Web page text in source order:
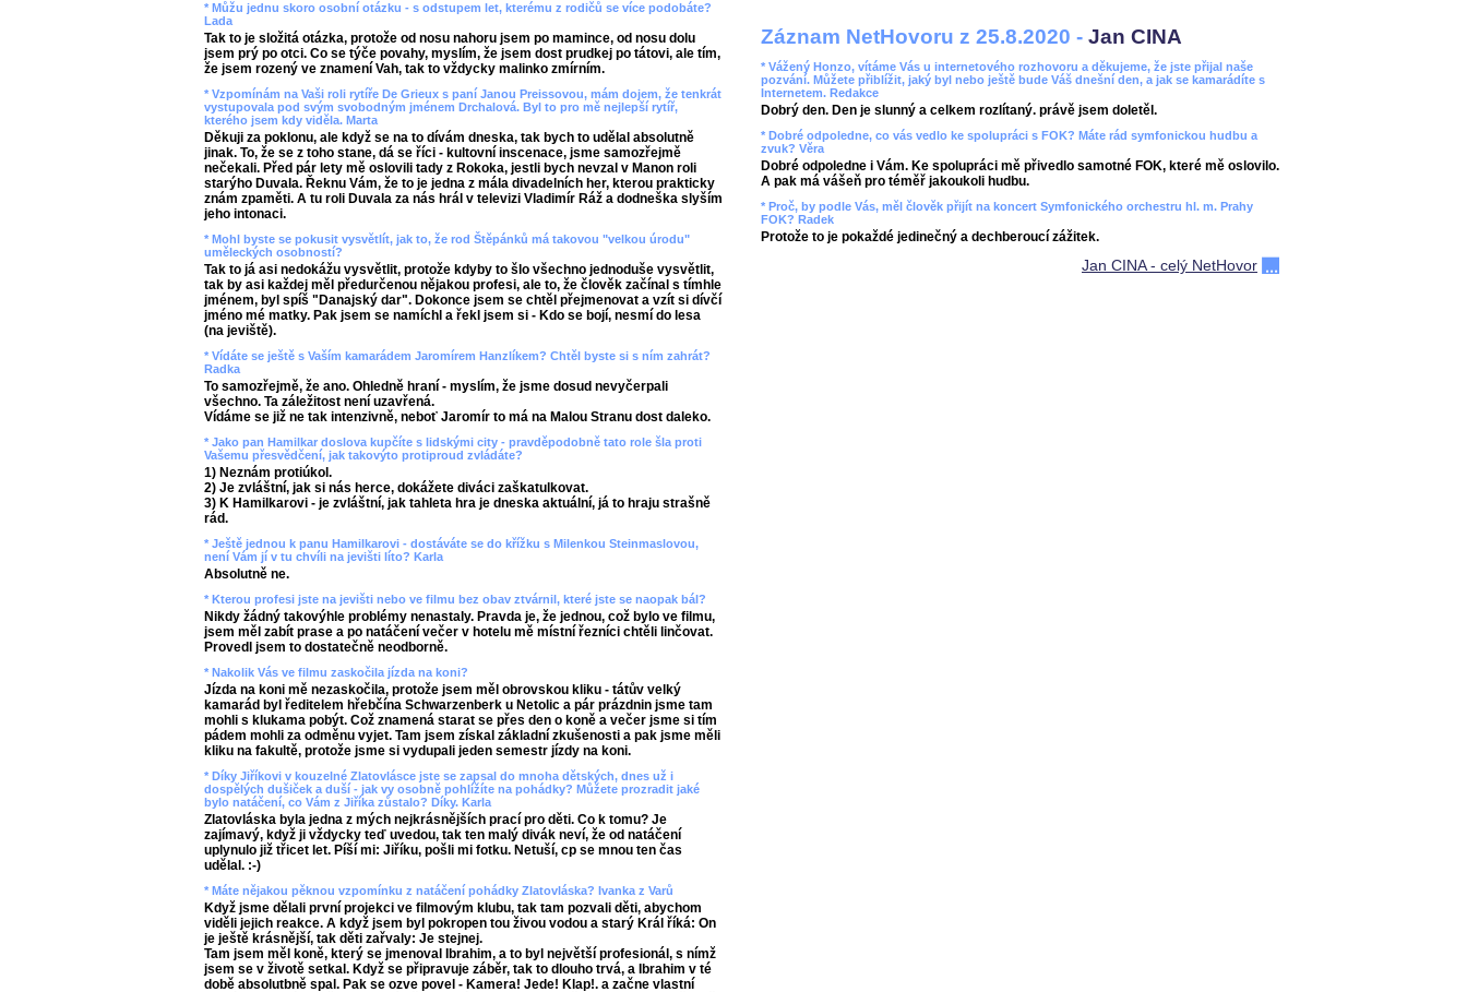
* Můžu jednu skoro osobní otázku - s odstupem let, kterému z rodičů se více podobáte?
Lada
Tak to je složitá otázka, protože od nosu nahoru jsem po mamince, od nosu dolu
jsem prý po otci. Co se týče povahy, myslím, že jsem dost prudkej po tátovi, ale tím,
že jsem rozený ve znamení Vah, tak to vždycky malinko zmírním.
* Vzpomínám na Vaši roli rytíře De Grieux s paní Janou Preissovou, mám dojem, že tenkrát
vystupovala pod svým svobodným jménem Drchalová. Byl to pro mě nejlepší rytíř,
kterého jsem kdy viděla. Marta
Děkuji za poklonu, ale když se na to dívám dneska, tak bych to udělal absolutně
jinak. To, že se z toho stane, dá se říci - kultovní inscenace, jsme samozřejmě
nečekali. Před pár lety mě oslovili tady z Rokoka, jestli bych nevzal v Manon roli
starýho Duvala. Řeknu Vám, že to je jedna z mála divadelních her, kterou prakticky
znám zpaměti. A tu roli Duvala za nás hrál v televizi Vladimír Ráž a dodneška slyším
jeho intonaci.
* Mohl byste se pokusit vysvětlít, jak to, že rod Štěpánků má takovou "velkou úrodu"
uměleckých osobností?
Tak to já asi nedokážu vysvětlit, protože kdyby to šlo všechno jednoduše vysvětlit,
tak by asi každej měl předurčenou nějakou profesi, ale to, že člověk začínal s tímhle
jménem, byl spíš "Danajský dar". Dokonce jsem se chtěl přejmenovat a vzít si dívčí
jméno mé matky. Pak jsem se namíchl a řekl jsem si - Kdo se bojí, nesmí do lesa
(na jeviště).
* Vídáte se ještě s Vaším kamarádem Jaromírem Hanzlíkem? Chtěl byste si s ním zahrát?
Radka
To samozřejmě, že ano. Ohledně hraní - myslím, že jsme dosud nevyčerpali
všechno. Ta záležitost není uzavřená.
Vídáme se již ne tak intenzivně, neboť Jaromír to má na Malou Stranu dost daleko.
* Jako pan Hamilkar doslova kupčíte s lidskými city - pravděpodobně tato role šla proti
Vašemu přesvědčení, jak takovýto protiproud zvládáte?
1) Neznám protiúkol.
2) Je zvláštní, jak si nás herce, dokážete diváci zaškatulkovat.
3) K Hamilkarovi - je zvláštní, jak tahleta hra je dneska aktuální, já to hraju strašně
rád.
* Ještě jednou k panu Hamilkarovi - dostáváte se do křížku s Milenkou Steinmaslovou,
není Vám jí v tu chvíli na jevišti líto? Karla
Absolutně ne.
* Kterou profesi jste na jevišti nebo ve filmu bez obav ztvárnil, které jste se naopak bál?
Nikdy žádný takovýhle problémy nenastaly. Pravda je, že jednou, což bylo ve filmu,
jsem měl zabít prase a po natáčení večer v hotelu mě místní řezníci chtěli linčovat.
Provedl jsem to dostatečně neodborně.
* Nakolik Vás ve filmu zaskočila jízda na koni?
Jízda na koni mě nezaskočila, protože jsem měl obrovskou kliku - tátův velký
kamarád byl ředitelem hřebčína Schwarzenberk u Netolic a pár prázdnin jsme tam
mohli s klukama pobýt. Což znamená starat se přes den o koně a večer jsme si tím
pádem mohli za odměnu vyjet. Tam jsem získal základní zkušenosti a pak jsme měli
kliku na fakultě, protože jsme si vydupali jeden semestr jízdy na koni.
* Díky Jiříkovi v kouzelné Zlatovlásce jste se zapsal do mnoha dětských, dnes už i
dospělých dušiček a duší - jak vy osobně pohlížíte na pohádky? Můžete prozradit jaké
bylo natáčení, co Vám z Jiříka zůstalo? Díky. Karla
Zlatovláska byla jedna z mých nejkrásnějších prací pro děti. Co k tomu? Je
zajímavý, když ji vždycky teď uvedou, tak ten malý divák neví, že od natáčení
uplynulo již třicet let. Píší mi: Jiříku, pošli mi fotku. Netuší, cp se mnou ten čas
udělal. :-)
* Máte nějakou pěknou vzpomínku z natáčení pohádky Zlatovláska? Ivanka z Varů
Když jsme dělali první projekci ve filmovým klubu, tak tam pozvali děti, abychom
viděli jejich reakce. A když jsem byl pokropen tou živou vodou a starý Král říká: On
je ještě krásnější, tak děti zařvaly: Je stejnej.
Tam jsem měl koně, který se jmenoval Ibrahim, a to byl největší profesionál, s nímž
jsem se v životě setkal. Když se připravuje záběr, tak to dlouho trvá, a Ibrahim v té
době absolutbně spal. Pak se ozve povel - Kamera! Jede! Klap!. a začne vlastní
Záznam NetHovoru z 25.8.2020 - Jan CINA
* Vážený Honzo, vítáme Vás u internetového rozhovoru a děkujeme, že jste přijal naše
pozvání. Můžete přiblížit, jaký byl nebo ještě bude Váš dnešní den, a jak se kamarádíte s
Internetem. Redakce
Dobrý den. Den je slunný a celkem rozlítaný. právě jsem doletěl.
* Dobré odpoledne, co vás vedlo ke spolupráci s FOK? Máte rád symfonickou hudbu a
zvuk? Věra
Dobré odpoledne i Vám. Ke spolupráci mě přivedlo samotné FOK, které mě oslovilo.
A pak má vášeň pro téměř jakoukoli hudbu.
* Proč, by podle Vás, měl člověk přijít na koncert Symfonického orchestru hl. m. Prahy
FOK? Radek
Protože to je pokaždé jedinečný a dechberoucí zážitek.
Jan CINA - celý NetHovor